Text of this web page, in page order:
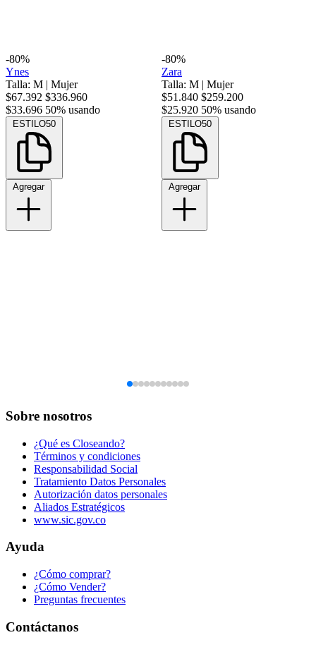
-80%
Ynes
Talla: M | Mujer
$67.392 $336.960
$33.696 50% usando
ESTILO50
Agregar
-80%
Zara
Talla: M | Mujer
$51.840 $259.200
$25.920 50% usando
ESTILO50
Agregar
Sobre nosotros
¿Qué es Closeando?
Términos y condiciones
Responsabilidad Social
Tratamiento Datos Personales
Autorización datos personales
Aliados Estratégicos
www.sic.gov.co
Ayuda
¿Cómo comprar?
¿Cómo Vender?
Preguntas frecuentes
Contáctanos